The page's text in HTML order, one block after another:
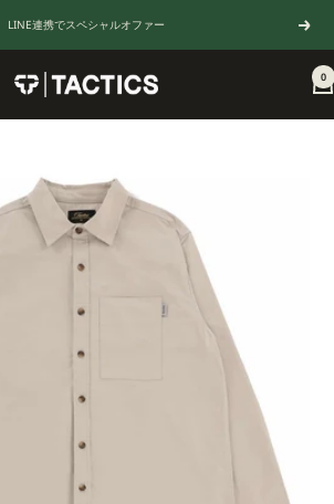
LINE連携でスペシャルオファー
次
へ
TACTICS
JAPAN
0